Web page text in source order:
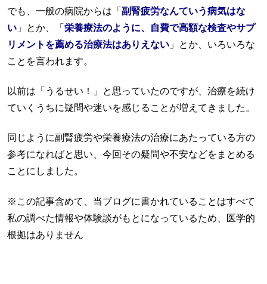
でも、一般の病院からは「 副腎疲労なんていう病気はな
い 」とか、「 栄養療法のように、自費で高額な検査やサプ
リメントを薦める治療法はありえない 」とか、いろいろな
ことを言われます。
以前は「うるせい！」と思っていたのですが、治療を続け
ていくうちに疑問や迷いを感じることが増えてきました。
同じように副腎疲労や栄養療法の治療にあたっている方の
参考になればと思い、今回その疑問や不安などをまとめる
ことにしました。
※この記事含めて、当ブログに書かれていることはすべて
私の調べた情報や体験談がもとになっているため、医学的
根拠はありません